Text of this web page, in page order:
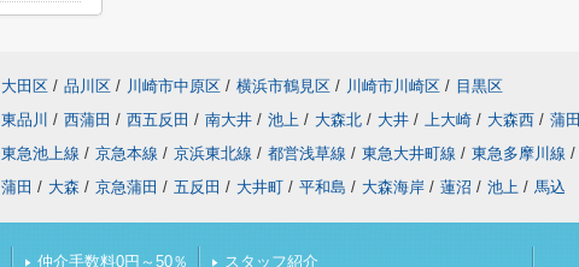
大田区 / 品川区 / 川崎市中原区 / 横浜市鶴見区 / 川崎市川崎区 / 目黒区
東品川 / 西蒲田 / 西五反田 / 南大井 / 池上 / 大森北 / 大井 / 上大崎 / 大森西 / 蒲田
東急池上線 / 京急本線 / 京浜東北線 / 都営浅草線 / 東急大井町線 / 東急多摩川線 /
蒲田 / 大森 / 京急蒲田 / 五反田 / 大井町 / 平和島 / 大森海岸 / 蓮沼 / 池上 / 馬込
仲介手数料0円～50％ スタッフ紹介